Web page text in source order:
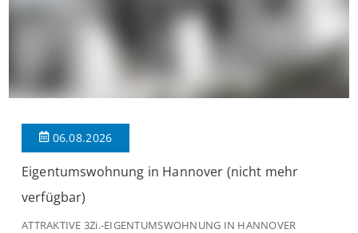
06.08.2026
Eigentumswohnung in Hannover (nicht mehr
verfügbar)
ATTRAKTIVE 3Zi.-EIGENTUMSWOHNUNG IN HANNOVER